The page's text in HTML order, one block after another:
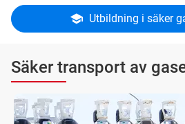
Utbildning i säker
Säker transport av